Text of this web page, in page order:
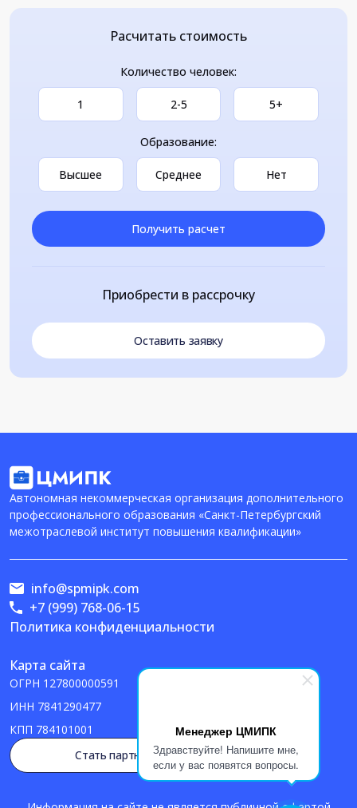
Менеджер ЦМИПК
Здравствуйте! Напишите мне,
если у вас появятся вопросы.
Расчитать стоимость
Количество человек:
1 2-5 5+
Образование:
Высшее Среднее Нет
Получить расчет
Приобрести в рассрочку
Оставить заявку
Автономная некоммерческая организация дополнительного
профессионального образования «Санкт-Петербургский
межотраслевой институт повышения квалификации»
Политика конфиденциальности
Карта сайта
ОГРН 127800000591
ИНН 7841290477
КПП 784101001
info@spmipk.com
+7 (999) 768-06-15
Стать партнером